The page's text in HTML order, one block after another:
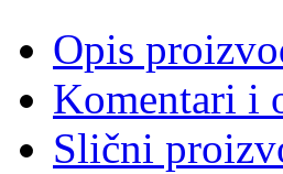
Opis
Komentari i
Slični